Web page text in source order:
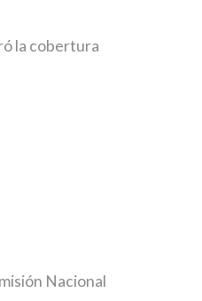
la cobertura
Nacional